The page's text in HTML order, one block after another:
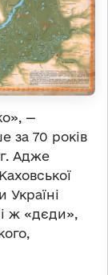
—
за 70 років
Адже
Україні
ж «дєди»,